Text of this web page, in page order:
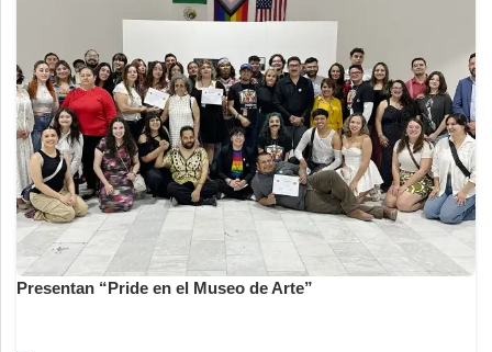
Presentan “Pride en el Museo de Arte”